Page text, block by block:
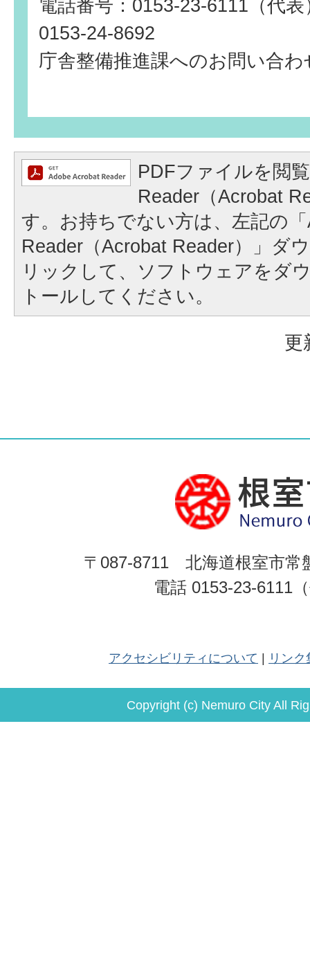
電話番号：0153-23-6111（代
0153-24-8692
庁舎整備推進課へのお問い合わ
PDFファイルを閲
Reader（Acrobat
す。お持ちでない方は、左記の
Reader（Acrobat Reader）」ダ
リックして、ソフトウェアをダ
トールしてください。
更
〒087-8711 北海道根室市常
電話 0153-23-6111
アクセシビリティについて リンク
Copyright (c) Nemuro City All